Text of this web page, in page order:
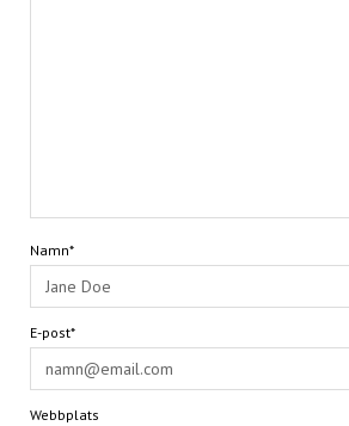
Namn*
E-post*
Webbplats